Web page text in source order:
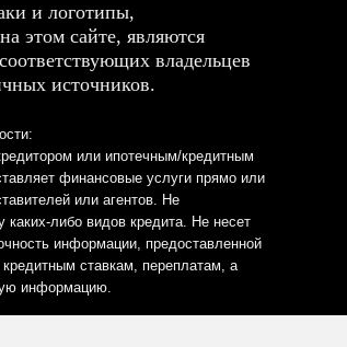
и логотипы,
этом сайте, являются
владельцев
источников.
или ипотечным/кредитным
финансовые услуги прямо или
или агентов. Не
каких-либо видов кредита. Не несет
информации, предоставленной
ставкам, переплатам, а
информацию.